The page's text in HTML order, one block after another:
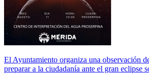
El Ayuntamiento organiza una observación
preparar a la ciudadanía ante el gran eclipse